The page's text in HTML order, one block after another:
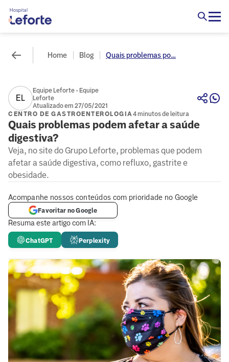
Home Blog Quais problemas po...
EL
Equipe Leforte - Equipe
Leforte
Atualizado em 27/05/2021
CENTRO DE GASTROENTEROLOGIA4 minutos de leitura
Quais problemas podem afetar a saúde
digestiva?
Veja, no site do Grupo Leforte, problemas que podem
afetar a saúde digestiva, como refluxo, gastrite e
obesidade.
Resuma este artigo com IA:
ChatGPT Perplexity
Acompanhe nossos conteúdos com prioridade no Google
Favoritar no Google